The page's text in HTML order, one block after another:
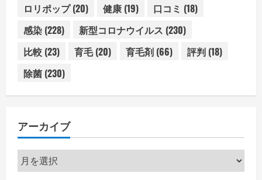
ロリポップ(20) 健康 (19) 口コミ (18)
感染 (228) 新型コロナウイルス (230)
比較 (23) 育毛(20) 育毛剤 (66) 評判 (18)
除菌 (230)
アーカイブ
ア
ー